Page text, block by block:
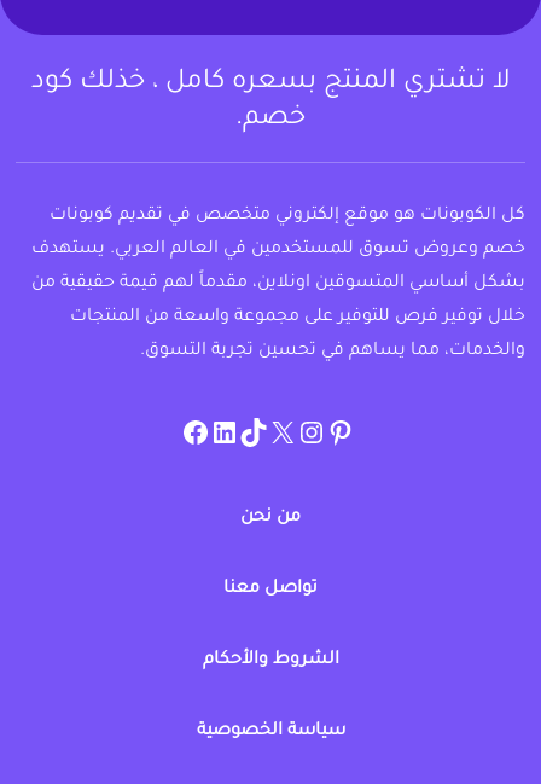
لا تشتري المنتج بسعره كامل ، خذلك كود
خصم.
كل الكوبونات هو موقع إلكتروني متخصص في تقديم كوبونات
خصم وعروض تسوق للمستخدمين في العالم العربي. يستهدف
بشكل أساسي المتسوقين اونلاين، مقدماً لهم قيمة حقيقية من
خلال توفير فرص للتوفير على مجموعة واسعة من المنتجات
والخدمات، مما يساهم في تحسين تجربة التسوق.
pinterest
allcouponat
twitter
TikTok
linkedin
facebook
من نحن
تواصل معنا
الشروط والأحكام
سياسة الخصوصية